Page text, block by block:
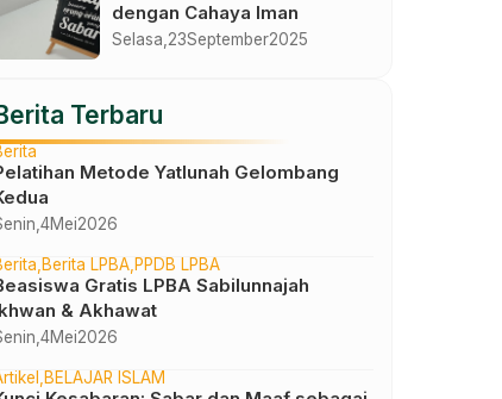
dengan Cahaya Iman
Selasa, 23September2025
Terbaru
Metode Yatlunah Gelombang
4Mei2026
Berita LPBA PPDB LPBA
Gratis LPBA Sabilunnajah
& Akhawat
4Mei2026
BELAJAR ISLAM